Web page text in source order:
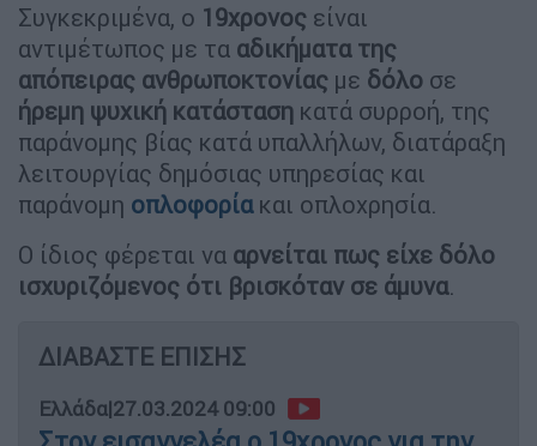
Συγκεκριμένα, ο 19χρονος είναι
αντιμέτωπος με τα αδικήματα της
απόπειρας ανθρωποκτονίας με δόλο σε
ήρεμη ψυχική κατάσταση κατά συρροή, της
παράνομης βίας κατά υπαλλήλων, διατάραξη
λειτουργίας δημόσιας υπηρεσίας και
παράνομη οπλοφορία και οπλοχρησία.
Ο ίδιος φέρεται να αρνείται πως είχε δόλο
ισχυριζόμενος ότι βρισκόταν σε άμυνα.
ΔΙΑΒΑΣΤΕ ΕΠΙΣΗΣ
Ελλάδα|27.03.2024 09:00